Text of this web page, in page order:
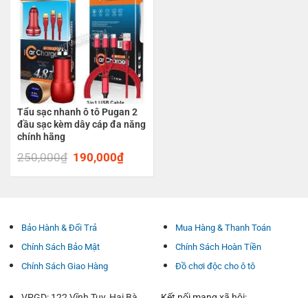
Tẩu sạc nhanh ô tô Pugan 2
đầu sạc kèm dây cáp đa năng
chính hãng
250,000₫ Original
was:
190,000₫Current
is:
Bảo Hành & Đổi Trả
Chính Sách Bảo Mật
Chính Sách Giao Hàng
Mua Hàng & Thanh Toán
Chính Sách Hoàn Tiền
Đồ chơi độc cho ô tô